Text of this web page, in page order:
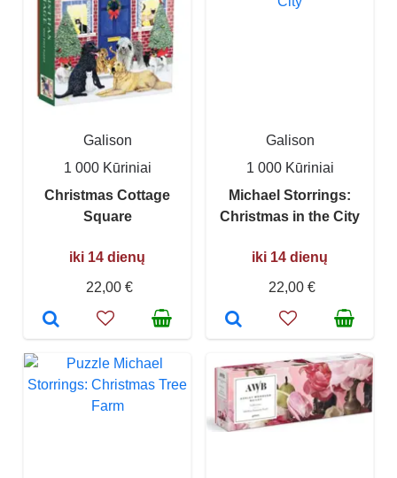
Galison
1 000 Kūriniai
Christmas Cottage
Square
iki 14 dienų
22,00 €
Galison
1 000 Kūriniai
Michael Storrings:
Christmas in the City
iki 14 dienų
22,00 €